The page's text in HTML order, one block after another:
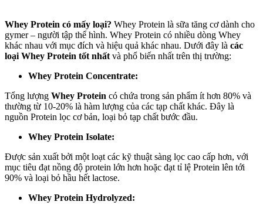
Whey Protein có mấy loại? Whey Protein là sữa tăng cơ dành cho
gymer – người tập thể hình. Whey Protein có nhiều dòng Whey
khác nhau với mục đích và hiệu quả khác nhau. Dưới đây là các
loại Whey Protein tốt nhất và phổ biến nhất trên thị trường:
Whey Protein Concentrate:
Tổng lượng Whey Protein có chứa trong sản phẩm ít hơn 80% và
thường từ 10-20% là hàm lượng của các tạp chất khác. Đây là
nguồn Protein lọc cơ bản, loại bỏ tạp chất bước đầu.
Whey Protein Isolate:
Được sản xuất bởi một loạt các kỹ thuật sàng lọc cao cấp hơn, với
mục tiêu đạt nồng độ protein lớn hơn hoặc đạt tỉ lệ Protein lên tới
90% và loại bỏ hầu hết lactose.
Whey Protein Hydrolyzed: